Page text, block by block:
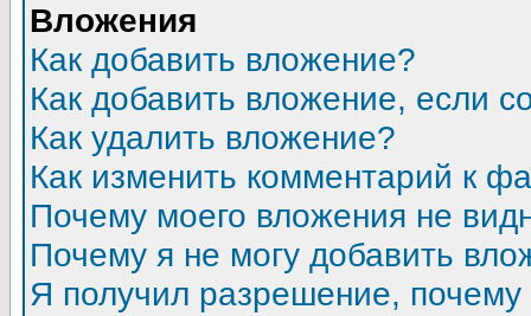
Вложения
Как добавить вложение?
Как добавить вложение, если
Как удалить вложение?
Как изменить комментарий к
Почему моего вложения не
Почему я не могу добавить
Я получил разрешение,